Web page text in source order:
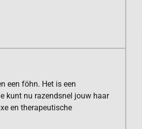
een föhn. Het is een
kunt nu razendsnel jouw haar
en therapeutische